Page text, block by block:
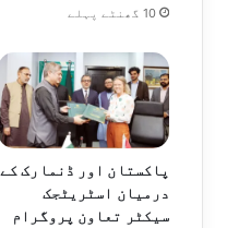
10 گھنٹے پہلے
پاکستان اور ڈنمارک کے
درمیان اسٹریٹجک
سیکٹر تعاون پروگرام